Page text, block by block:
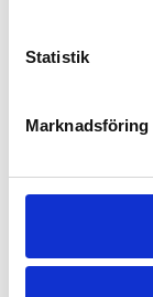
Statistik
Marknadsföring